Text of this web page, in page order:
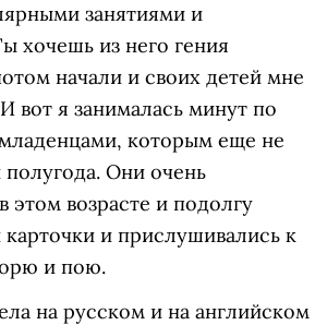
занятиями и
хочешь из него гения
начали и своих детей мне
вот я занималась минут по
которым еще не
Они очень
этом возрасте и подолгу
карточки и прислушивались к
и пою.
на русском и на английском